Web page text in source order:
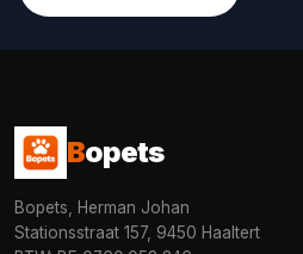
Bopets
Bopets, Herman Johan
Stationsstraat 157, 9450 Haaltert